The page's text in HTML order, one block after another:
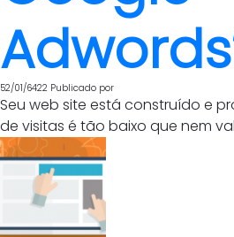
52/01/6422 Publicado por
Seu web site está construído e
de visitas é tão baixo que nem